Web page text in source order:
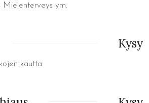
Mielenterveys ym.
Kysy
kautta.